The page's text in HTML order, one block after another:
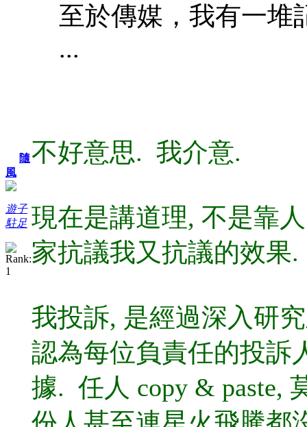
隨
風
遊子
駐足
至於傳媒，我有一堆
...
不好意思. 我介意.
現在是講道理, 不是靠
家抗議我又抗議的效果.
我投訴, 是經過深入研
認為每位負責任的投訴
據. 任人 copy & paste,